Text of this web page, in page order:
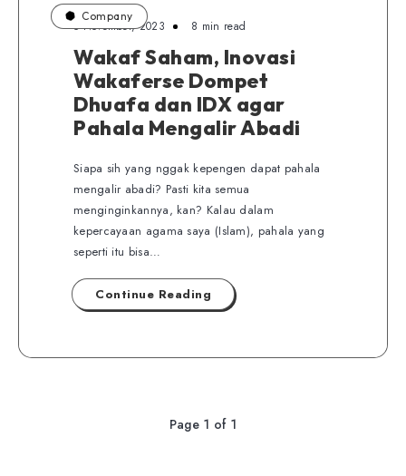
Company
5 November, 2023 8 min read
Wakaf Saham, Inovasi
Wakaferse Dompet
Dhuafa dan IDX agar
Pahala Mengalir Abadi
Siapa sih yang nggak kepengen dapat pahala
mengalir abadi? Pasti kita semua
menginginkannya, kan? Kalau dalam
kepercayaan agama saya (Islam), pahala yang
seperti itu bisa…
Continue Reading
Page 1 of 1